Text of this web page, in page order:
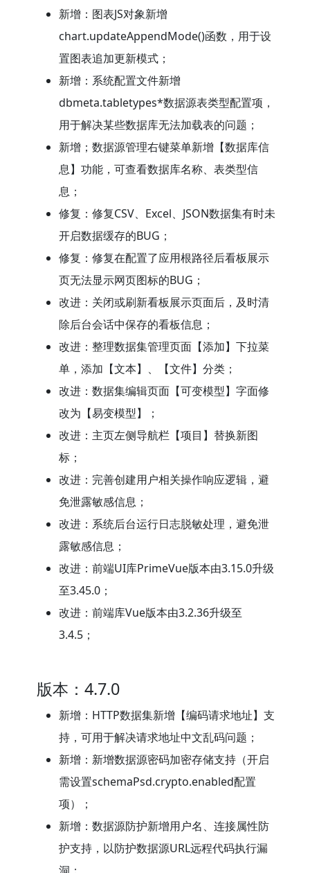
新增：图表JS对象新增
chart.updateAppendMode()函数，用于设
置图表追加更新模式；
新增：系统配置文件新增
dbmeta.tabletypes*数据源表类型配置项，
用于解决某些数据库无法加载表的问题；
新增；数据源管理右键菜单新增【数据库信
息】功能，可查看数据库名称、表类型信
息；
修复：修复CSV、Excel、JSON数据集有时未
开启数据缓存的BUG；
修复：修复在配置了应用根路径后看板展示
页无法显示网页图标的BUG；
改进：关闭或刷新看板展示页面后，及时清
除后台会话中保存的看板信息；
改进：整理数据集管理页面【添加】下拉菜
单，添加【文本】、【文件】分类；
改进：数据集编辑页面【可变模型】字面修
改为【易变模型】；
改进：主页左侧导航栏【项目】替换新图
标；
改进：完善创建用户相关操作响应逻辑，避
免泄露敏感信息；
改进：系统后台运行日志脱敏处理，避免泄
露敏感信息；
改进：前端UI库PrimeVue版本由3.15.0升级
至3.45.0；
改进：前端库Vue版本由3.2.36升级至
3.4.5；
版本：4.7.0
新增：HTTP数据集新增【编码请求地址】支
持，可用于解决请求地址中文乱码问题；
新增：新增数据源密码加密存储支持（开启
需设置schemaPsd.crypto.enabled配置
项）；
新增：数据源防护新增用户名、连接属性防
护支持，以防护数据源URL远程代码执行漏